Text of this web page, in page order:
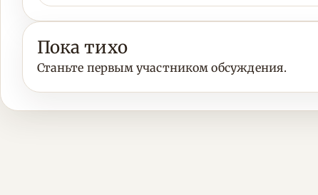
Пока тихо
Станьте первым участником обсуждения.